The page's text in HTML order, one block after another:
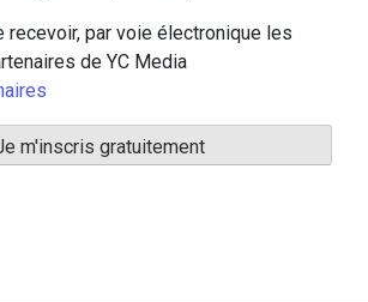
recevoir, par voie électronique les
de YC Media